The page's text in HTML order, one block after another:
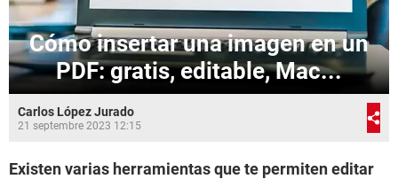
Cómo insertar una imagen en un
PDF: gratis, editable, Mac...
Carlos López Jurado
21 septembre 2023 12:15
Existen varias herramientas que te permiten editar